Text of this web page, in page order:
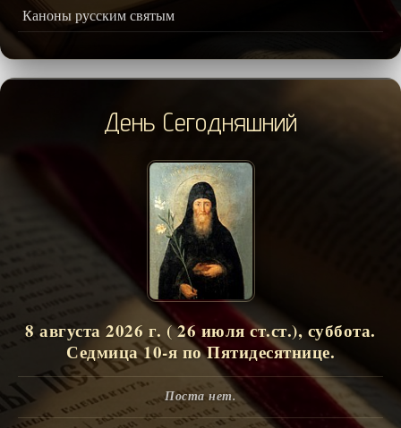
Каноны русским святым
День Сегодняшний
8 августа 2026 г. ( 26 июля ст.ст.), суббота.
Седмица 10-я по Пятидесятнице.
Поста нет.